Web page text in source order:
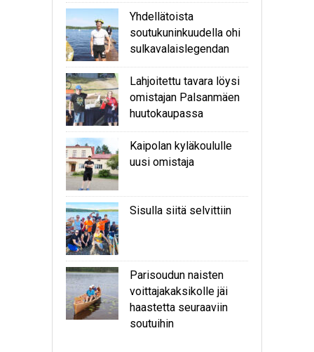
Yhdellätoista
soutukuninkuudella ohi
sulkavalaislegendan
Lahjoitettu tavara löysi
omistajan Palsanmäen
huutokaupassa
Kaipolan kyläkoululle
uusi omistaja
Sisulla siitä selvittiin
Parisoudun naisten
voittajakaksikolle jäi
haastetta seuraaviin
soutuihin